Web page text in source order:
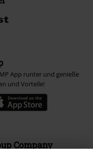
App runter und genieße
und Vorteile!
Company